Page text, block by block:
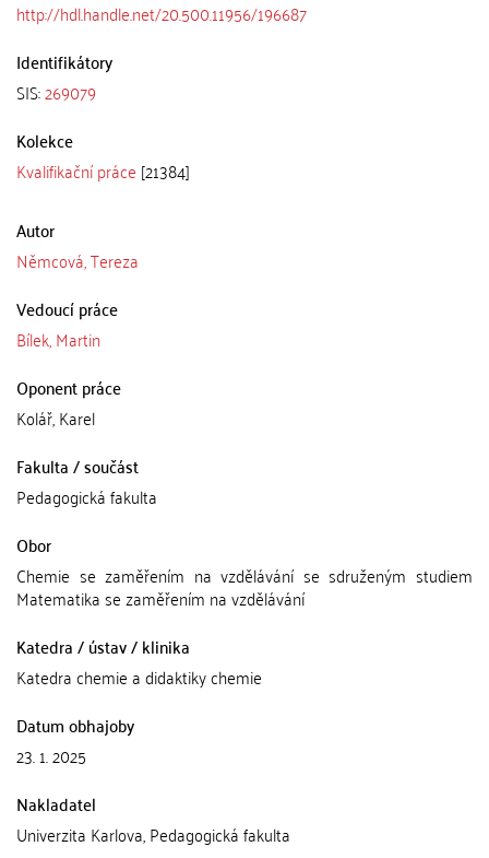
http://hdl.handle.net/20.500.11956/196687
Identifikátory
SIS:269079
Kolekce
Kvalifikační práce [21384]
Autor
Němcová, Tereza
Vedoucí práce
Bílek, Martin
Oponent práce
Kolář, Karel
Fakulta / součást
Pedagogická fakulta
Obor
Chemie se zaměřením na vzdělávání se sdruženým studiem
Matematika se zaměřením na vzdělávání
Katedra / ústav / klinika
Katedra chemie a didaktiky chemie
Datum obhajoby
23. 1. 2025
Nakladatel
Univerzita Karlova, Pedagogická fakulta